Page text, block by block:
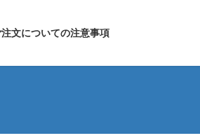
注文についての注意事項